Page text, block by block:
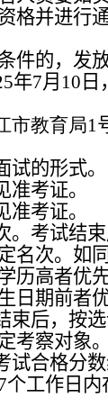
格并进行
件的，发放
年7月 10 日
市教育局1
的形式。
考证。
考证。
。考试结
名次。如
历高者优
期前者
束后，按
考察对象。
试合格分
个工作日